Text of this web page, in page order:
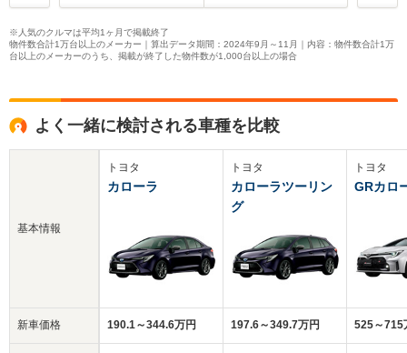
※人気のクルマは平均1ヶ月で掲載終了
物件数合計1万台以上のメーカー｜算出データ期間：2024年9月～11月｜内容：物件数合計1万
台以上のメーカーのうち、掲載が終了した物件数が1,000台以上の場合
よく一緒に検討される車種を比較
基本情報
新車価格
トヨタ
カローラ
190.1～344.6万円
トヨタ
カローラツーリン
グ
197.6～349.7万円
トヨタ
GRカロ
525～715